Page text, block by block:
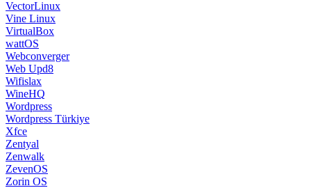
VectorLinux
Vine Linux
VirtualBox
wattOS
Webconverger
Web Upd8
Wifislax
WineHQ
Wordpress
Wordpress Türkiye
Xfce
Zentyal
Zenwalk
ZevenOS
Zorin OS